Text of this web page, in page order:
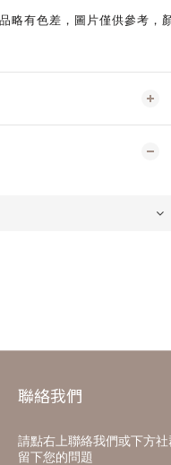
略有色差，圖片僅供參考，
聯絡我們
請點右上聯絡我們或下方
留下您的問題